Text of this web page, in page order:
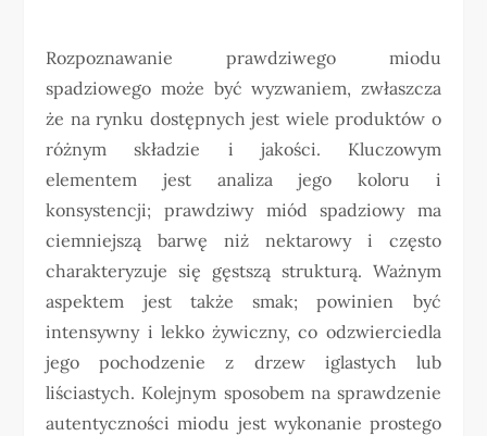
Rozpoznawanie prawdziwego miodu
spadziowego może być wyzwaniem, zwłaszcza
że na rynku dostępnych jest wiele produktów o
różnym składzie i jakości. Kluczowym
elementem jest analiza jego koloru i
konsystencji; prawdziwy miód spadziowy ma
ciemniejszą barwę niż nektarowy i często
charakteryzuje się gęstszą strukturą. Ważnym
aspektem jest także smak; powinien być
intensywny i lekko żywiczny, co odzwierciedla
jego pochodzenie z drzew iglastych lub
liściastych. Kolejnym sposobem na sprawdzenie
autentyczności miodu jest wykonanie prostego